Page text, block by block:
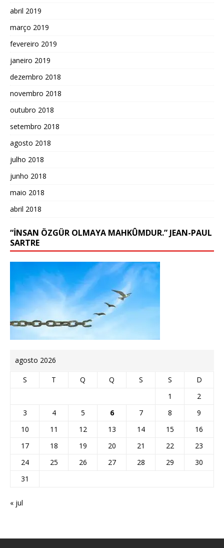
abril 2019
março 2019
fevereiro 2019
janeiro 2019
dezembro 2018
novembro 2018
outubro 2018
setembro 2018
agosto 2018
julho 2018
junho 2018
maio 2018
abril 2018
“İNSAN ÖZGÜR OLMAYA MAHKÛMDUR.” JEAN-PAUL
SARTRE
agosto 2026
S T Q Q S S
D
1
2
3
4 5 6 7 8
9
10
11 12 13 14 15
16
17
18 19 20 21 22
23
24
25 26 27 28 29
30
31
« jul